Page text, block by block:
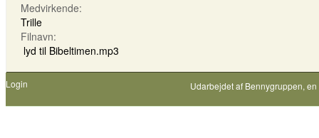
Medvirkende:
Trille
Filnavn:
lyd til Bibeltimen.mp3
Login Udarbejdet af Bennygruppen,